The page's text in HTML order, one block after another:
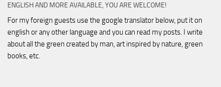
ENGLISH AND MORE AVAILABLE, YOU ARE WELCOME!
For my foreign guests use the google translator below, put it on
english or any other language and you can read my posts. I write
about all the green created by man, art inspired by nature, green
books, etc.